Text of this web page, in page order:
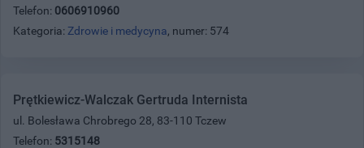
Telefon: 0606910960
Kategoria: Zdrowie i medycyna, numer: 574
Prętkiewicz-Walczak Gertruda Internista
ul. Bolesława Chrobrego 28, 83-110 Tczew
Telefon: 5315148